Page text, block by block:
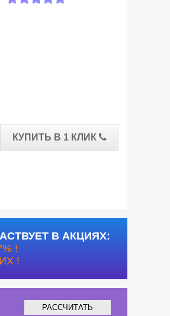
КУПИТЬ В 1 КЛИК
В АКЦИЯХ:
!
!
РАССЧИТАТЬ